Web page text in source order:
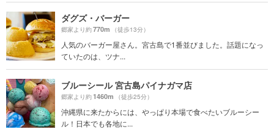
ダグズ・バーガー
郷家より約770m （徒歩13分）
人気のバーガー屋さん。宮古島で1番並びました。話題になっ
ていたのは、ツナ...
ブルーシール 宮古島パイナガマ店
郷家より約1460m （徒歩25分）
沖縄県に来たからには、やっぱり本場で食べたいブルーシー
ル！日本でも各地に...